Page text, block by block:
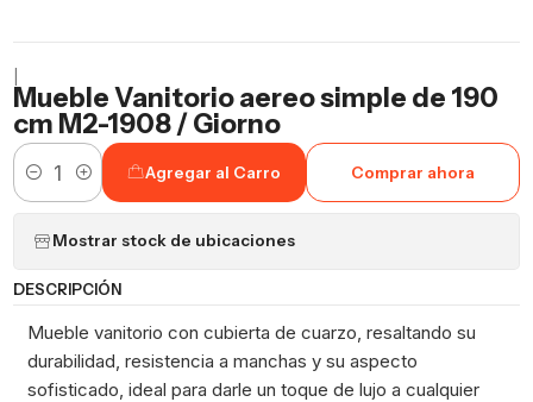
Mueble Vanitorio aereo simple de 190
cm M2-1908 / Giorno
Cantidad
Agregar al Carro Comprar ahora
Mostrar stock de ubicaciones
DESCRIPCIÓN
Mueble vanitorio con cubierta de cuarzo, resaltando su
durabilidad, resistencia a manchas y su aspecto
sofisticado, ideal para darle un toque de lujo a cualquier